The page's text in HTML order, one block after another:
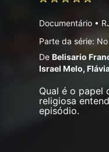
Documentário •
Parte da série:
DeBelisario
Israel Melo,
Qual é o papel
religiosa
episódio.